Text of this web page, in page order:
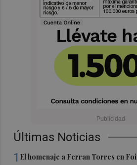
Últimas Noticias
1 El homenaje a Ferran Torres en